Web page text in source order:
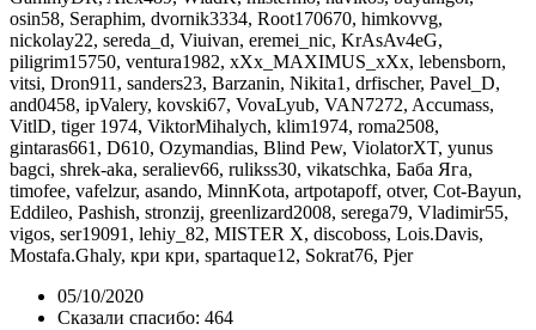
osin58, Seraphim, dvornik3334, Root170670, himkovvg,
nickolay22, sereda_d, Viuivan, eremei_nic, KrAsAv4eG,
piligrim15750, ventura1982, xXx_MAXIMUS_xXx, lebensborn,
vitsi, Dron911, sanders23, Barzanin, Nikita1, drfischer, Pavel_D,
and0458, ipValery, kovski67, VovaLyub, VAN7272, Accumass,
VitlD, tiger 1974, ViktorMihalych, klim1974, roma2508,
gintaras661, D610, Ozymandias, Blind Pew, ViolatorXT, yunus
bagci, shrek-aka, seraliev66, rulikss30, vikatschka, Баба Яга,
timofee, vafelzur, asando, MinnKota, artpotapoff, otver, Cot-Bayun,
Eddileo, Pashish, stronzij, greenlizard2008, serega79, Vladimir55,
vigos, ser19091, lehiy_82, MISTER X, discoboss, Lois.Davis,
Mostafa.Ghaly, кри кри, spartaque12, Sokrat76, Pjer
05/10/2020
Сказали спасибо: 464